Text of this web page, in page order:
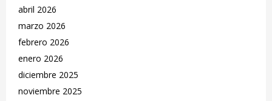
abril 2026
marzo 2026
febrero 2026
enero 2026
diciembre 2025
noviembre 2025